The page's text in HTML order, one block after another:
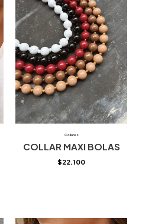
Collares
COLLAR MAXI BOLAS
$22.100